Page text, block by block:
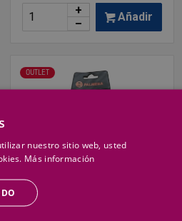
+
–
Añadir
OUTLET
nuestro sitio web, usted
Más información